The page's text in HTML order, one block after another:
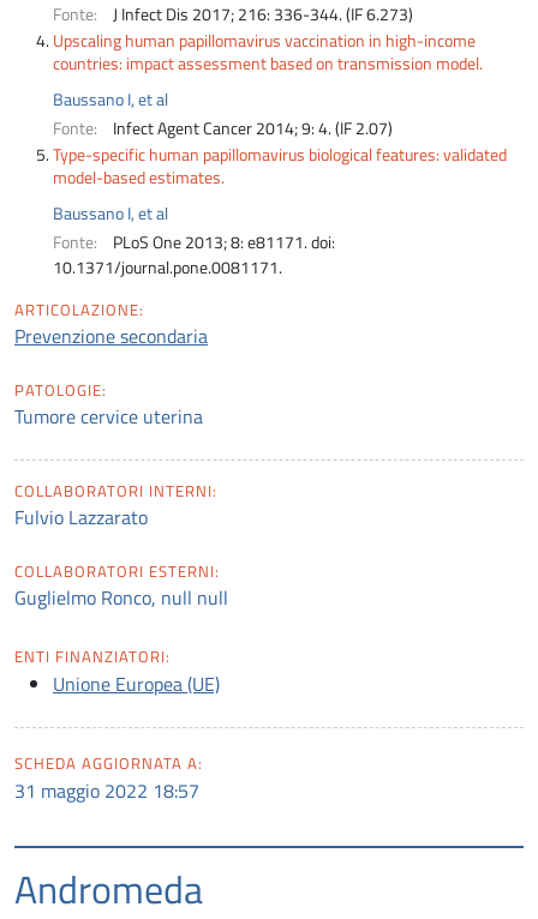
Fonte:
J Infect Dis 2017; 216: 336-344. (IF 6.273)
Upscaling human papillomavirus vaccination in high-income
countries: impact assessment based on transmission model.
Baussano I, et al
Fonte:
Infect Agent Cancer 2014; 9: 4. (IF 2.07)
Type-specific human papillomavirus biological features: validated
model-based estimates.
Baussano I, et al
Fonte:
PLoS One 2013; 8: e81171. doi:
10.1371/journal.pone.0081171.
ARTICOLAZIONE:
Prevenzione secondaria
PATOLOGIE:
Tumore cervice uterina
COLLABORATORI INTERNI:
Fulvio Lazzarato
COLLABORATORI ESTERNI:
Guglielmo Ronco, null null
ENTI FINANZIATORI:
Unione Europea (UE)
SCHEDA AGGIORNATA A:
31 maggio 2022 18:57
Andromeda